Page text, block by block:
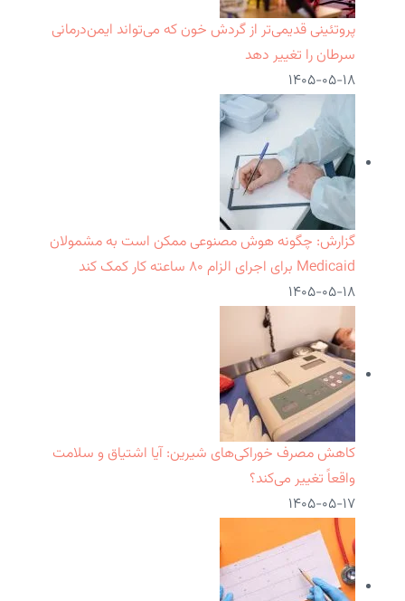
پروتئینی قدیمی‌تر از گردش خون که می‌تواند ایمن‌درمانی
سرطان را تغییر دهد
۱۴۰۵-۰۵-۱۸
گزارش: چگونه هوش مصنوعی ممکن است به مشمولان
Medicaid برای اجرای الزام ۸۰ ساعته کار کمک کند
۱۴۰۵-۰۵-۱۸
کاهش مصرف خوراکی‌های شیرین: آیا اشتیاق و سلامت
واقعاً تغییر می‌کند؟
۱۴۰۵-۰۵-۱۷